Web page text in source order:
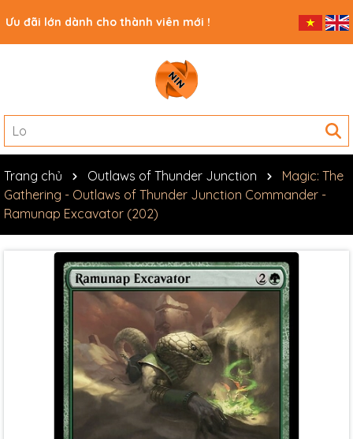
Ưu đãi lớn dành cho thành viên mới !
Trang chủ Outlaws of Thunder Junction
Magic: The
Gathering - Outlaws of Thunder Junction Commander -
Ramunap Excavator (202)
Mã giảm giá: